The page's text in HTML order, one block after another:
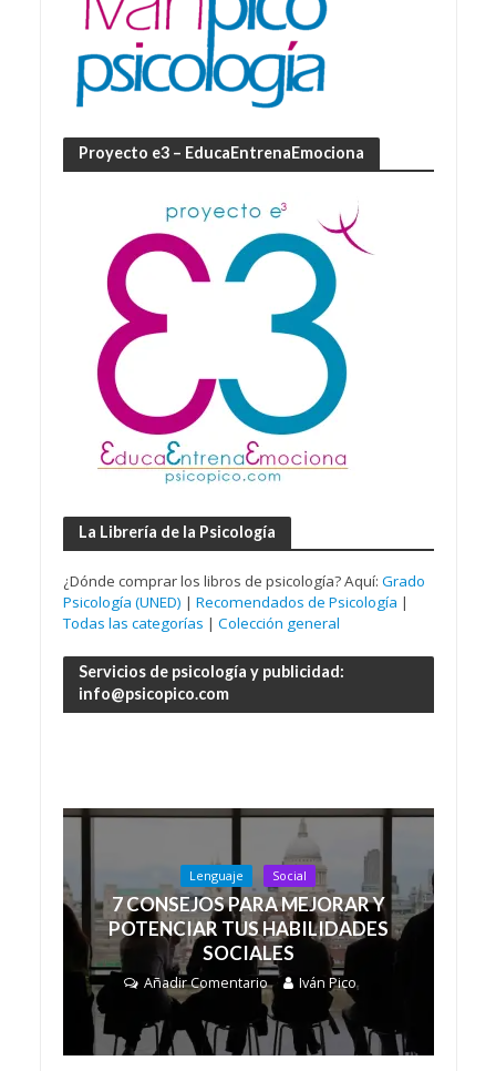
Proyecto e3 – EducaEntrenaEmociona
La Librería de la Psicología
¿Dónde comprar los libros de psicología? Aquí: Grado
Psicología (UNED) | Recomendados de Psicología |
Todas las categorías | Colección general
Servicios de psicología y publicidad:
info@psicopico.com
Lenguaje Social
7 CONSEJOS PARA MEJORAR Y
POTENCIAR TUS HABILIDADES
SOCIALES
Añadir Comentario Iván Pico